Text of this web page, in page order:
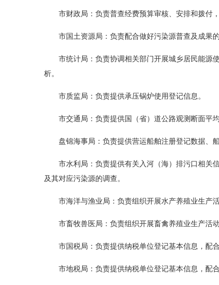
市财政局：负责普查经费预算审核、安排和拨付
市国土资源局：负责配合做好污染源普查及成果
市统计局：负责协调相关部门开展城乡居民能源使
析。
市质监局：负责提供承压锅炉使用登记信息。
市交通局：负责提供国（省）道公路观测断面平
盘锦海事局：负责提供营运船舶注册登记数据、船
市水利局：负责提供有关入河（海）排污口相关信
及其对应污染源的调查。
市海洋与渔业局：负责组织开展水产养殖业生产活
市畜牧兽医局：负责组织开展畜禽养殖业生产活动
市国税局：负责提供纳税单位登记基本信息，配
市地税局：负责提供纳税单位登记基本信息，配